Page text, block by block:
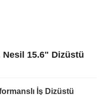
Nesil 15.6" Dizüstü
İş Dizüstü